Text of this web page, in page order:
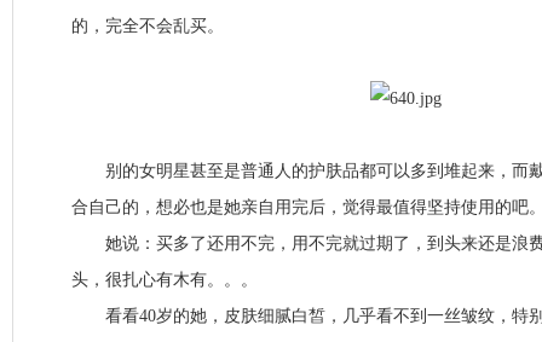
的，完全不会乱买。
别的女明星甚至是普通人的护肤品都可以多到堆起来，而
合自己的，想必也是她亲自用完后，觉得最值得坚持使用的吧
她说：买多了还用不完，用不完就过期了，到头来还是浪
头，很扎心有木有。。。
看看40岁的她，皮肤细腻白皙，几乎看不到一丝皱纹，特